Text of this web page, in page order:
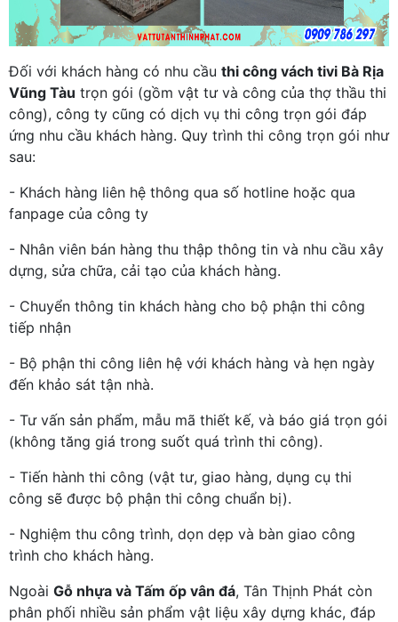
Đối với khách hàng có nhu cầu thi công vách tivi Bà Rịa
Vũng Tàu trọn gói (gồm vật tư và công của thợ thầu thi
công), công ty cũng có dịch vụ thi công trọn gói đáp
ứng nhu cầu khách hàng. Quy trình thi công trọn gói như
sau:
- Khách hàng liên hệ thông qua số hotline hoặc qua
fanpage của công ty
- Nhân viên bán hàng thu thập thông tin và nhu cầu xây
dựng, sửa chữa, cải tạo của khách hàng.
- Chuyển thông tin khách hàng cho bộ phận thi công
tiếp nhận
- Bộ phận thi công liên hệ với khách hàng và hẹn ngày
đến khảo sát tận nhà.
- Tư vấn sản phẩm, mẫu mã thiết kế, và báo giá trọn gói
(không tăng giá trong suốt quá trình thi công).
- Tiến hành thi công (vật tư, giao hàng, dụng cụ thi
công sẽ được bộ phận thi công chuẩn bị).
- Nghiệm thu công trình, dọn dẹp và bàn giao công
trình cho khách hàng.
Ngoài Gỗ nhựa và Tấm ốp vân đá, Tân Thịnh Phát còn
phân phối nhiều sản phẩm vật liệu xây dựng khác, đáp